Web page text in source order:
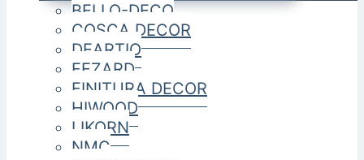
BELLO-DECO
COSCA DECOR
DEARTIO
FEZARD
FINITURA DECOR
HIWOOD
LIKORN
NMC